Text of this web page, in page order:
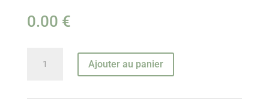
0.00 €
Ajouter au panier